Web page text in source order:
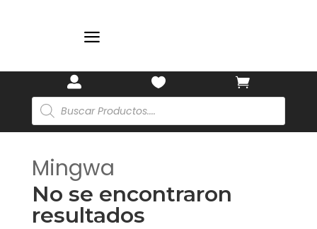
a
 

Búsqueda
de
productos
Mingwa
No se encontraron
resultados